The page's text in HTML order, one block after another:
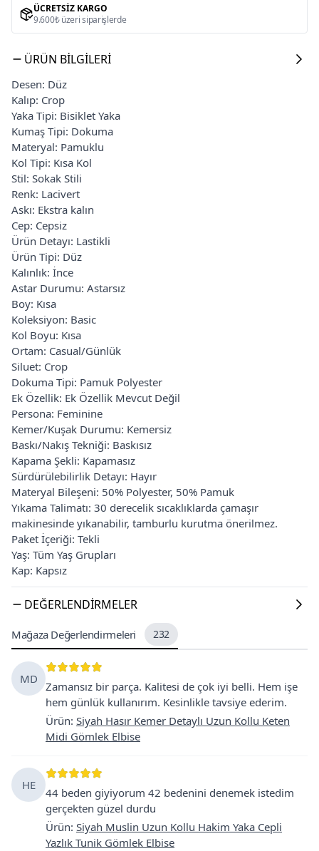
ÜCRETSIZ KARGO
9.600₺ üzeri siparişlerde
ÜRÜN BILGILERI
Desen: Düz
Kalıp: Crop
Yaka Tipi: Bisiklet Yaka
Kumaş Tipi: Dokuma
Materyal: Pamuklu
Kol Tipi: Kısa Kol
Stil: Sokak Stili
Renk: Lacivert
Askı: Ekstra kalın
Cep: Cepsiz
Ürün Detayı: Lastikli
Ürün Tipi: Düz
Kalınlık: İnce
Astar Durumu: Astarsız
Boy: Kısa
Koleksiyon: Basic
Kol Boyu: Kısa
Ortam: Casual/Günlük
Siluet: Crop
Dokuma Tipi: Pamuk Polyester
Ek Özellik: Ek Özellik Mevcut Değil
Persona: Feminine
Kemer/Kuşak Durumu: Kemersiz
Baskı/Nakış Tekniği: Baskısız
Kapama Şekli: Kapamasız
Sürdürülebilirlik Detayı: Hayır
Materyal Bileşeni: 50% Polyester, 50% Pamuk
Yıkama Talimatı: 30 derecelik sıcaklıklarda çamaşır
makinesinde yıkanabilir, tamburlu kurutma önerilmez.
Paket İçeriği: Tekli
Yaş: Tüm Yaş Grupları
Kap: Kapsız
DEĞERLENDIRMELER
Mağaza Değerlendirmeleri 232
MD
Zamansız bir parça. Kalitesi de çok iyi belli. Hem işe
hem günlük kullanırım. Kesinlikle tavsiye ederim.
Ürün: Siyah Hasır Kemer Detaylı Uzun Kollu Keten
Midi Gömlek Elbise
HE
44 beden giyiyorum 42 bedenini denemek istedim
gerçekten güzel durdu
Ürün: Siyah Muslin Uzun Kollu Hakim Yaka Cepli
Yazlık Tunik Gömlek Elbise